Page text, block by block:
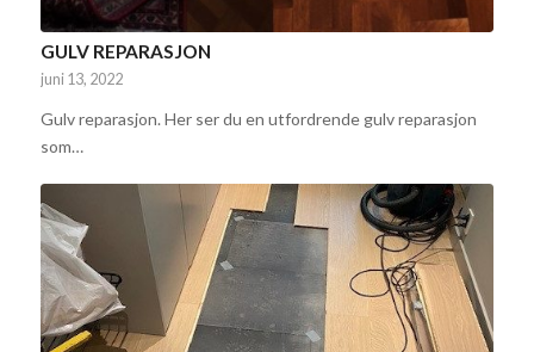
GULV REPARASJON
juni 13, 2022
Gulv reparasjon. Her ser du en utfordrende gulv reparasjon
som…